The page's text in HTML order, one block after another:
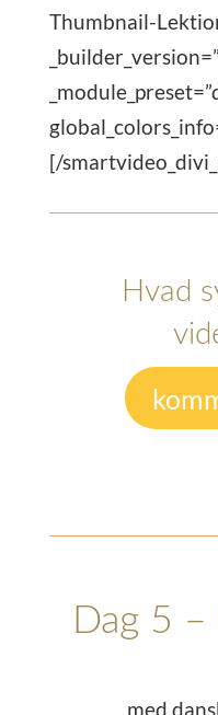
Thumbnail-
[/
Hvad
Dag 5
med